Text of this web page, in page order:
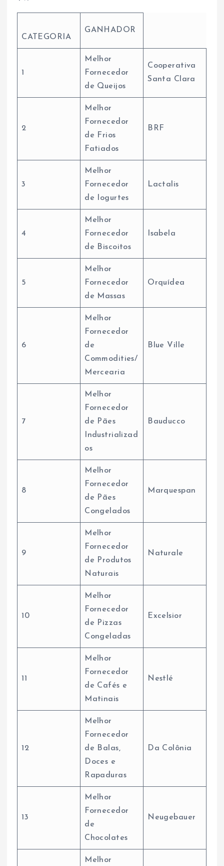
CATEGORIA
GANHADOR
1
Melhor
Fornecedor
de Queijos
Cooperativa
Santa Clara
2
Melhor
Fornecedor
de Frios
Fatiados
BRF
3
Melhor
Fornecedor
de Iogurtes
Lactalis
4
Melhor
Fornecedor
de Biscoitos
Isabela
5
Melhor
Fornecedor
de Massas
Orquídea
6
Melhor
Fornecedor
de
Commodities/
Mercearia
Blue Ville
7
Melhor
Fornecedor
de Pães
Industrializad
os
Bauducco
8
Melhor
Fornecedor
de Pães
Congelados
Marquespan
9
Melhor
Fornecedor
de Produtos
Naturais
Naturale
10
Melhor
Fornecedor
de Pizzas
Congeladas
Excelsior
11
Melhor
Fornecedor
de Cafés e
Matinais
Nestlé
12
Melhor
Fornecedor
de Balas,
Doces e
Rapaduras
Da Colônia
13
Melhor
Fornecedor
de
Chocolates
Neugebauer
Melhor